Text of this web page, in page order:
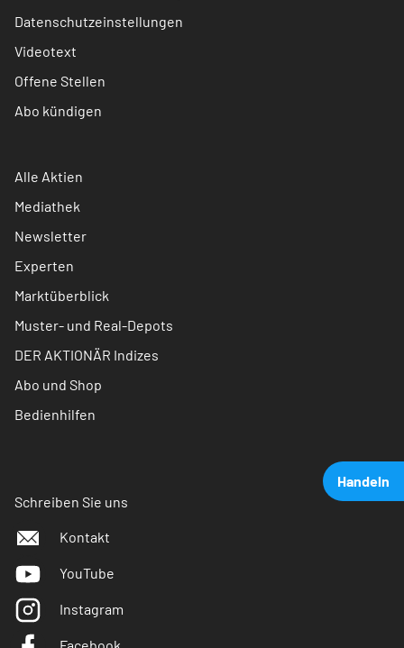
Handeln
Datenschutzeinstellungen
Videotext
Offene Stellen
Abo kündigen
Alle Aktien
Mediathek
Newsletter
Experten
Marktüberblick
Muster- und Real-Depots
DER AKTIONÄR Indizes
Abo und Shop
Bedienhilfen
Schreiben Sie uns
Kontakt
YouTube
Instagram